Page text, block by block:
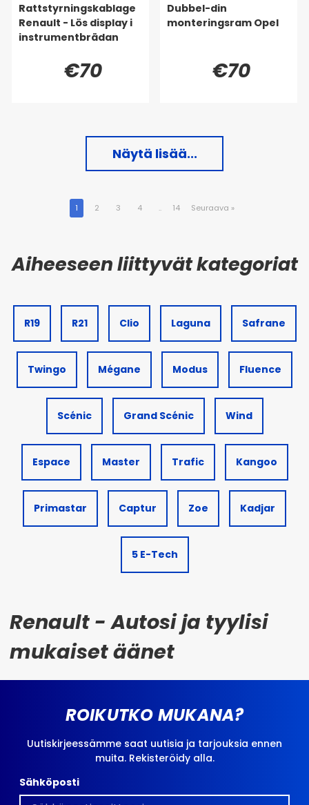
Rattstyrningskablage
Renault - Lös display i
instrumentbrädan
€70
Dubbel-din
monteringsram Opel
€70
Näytä lisää...
1 2 3 4 .. 14 Seuraava »
R19 R21 Clio Laguna Safrane
Twingo Mégane Modus Fluence
Scénic Grand Scénic Wind
Espace Master Trafic Kangoo
Primastar Captur Zoe Kadjar
5 E-Tech
Renault - Autosi ja tyylisi
mukaiset äänet
ROIKUTKO MUKANA?
Uutiskirjeessämme saat uutisia ja tarjouksia ennen
muita. Rekisteröidy alla.
Sähköposti